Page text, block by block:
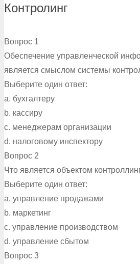
Контролинг
Вопрос 1
Обеспечение управленческой
является смыслом системы
Выберите один ответ:
a. бухгалтеру
b. кассиру
c. менеджерам организации
d. налоговому инспектору
Вопрос 2
Что является объектом
Выберите один ответ:
a. управление продажами
b. маркетинг
c. управление производством
d. управление сбытом
Вопрос 3